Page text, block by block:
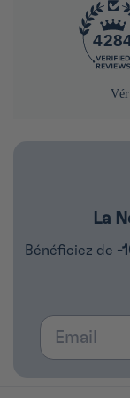
La
Bénéficiez de -
Email